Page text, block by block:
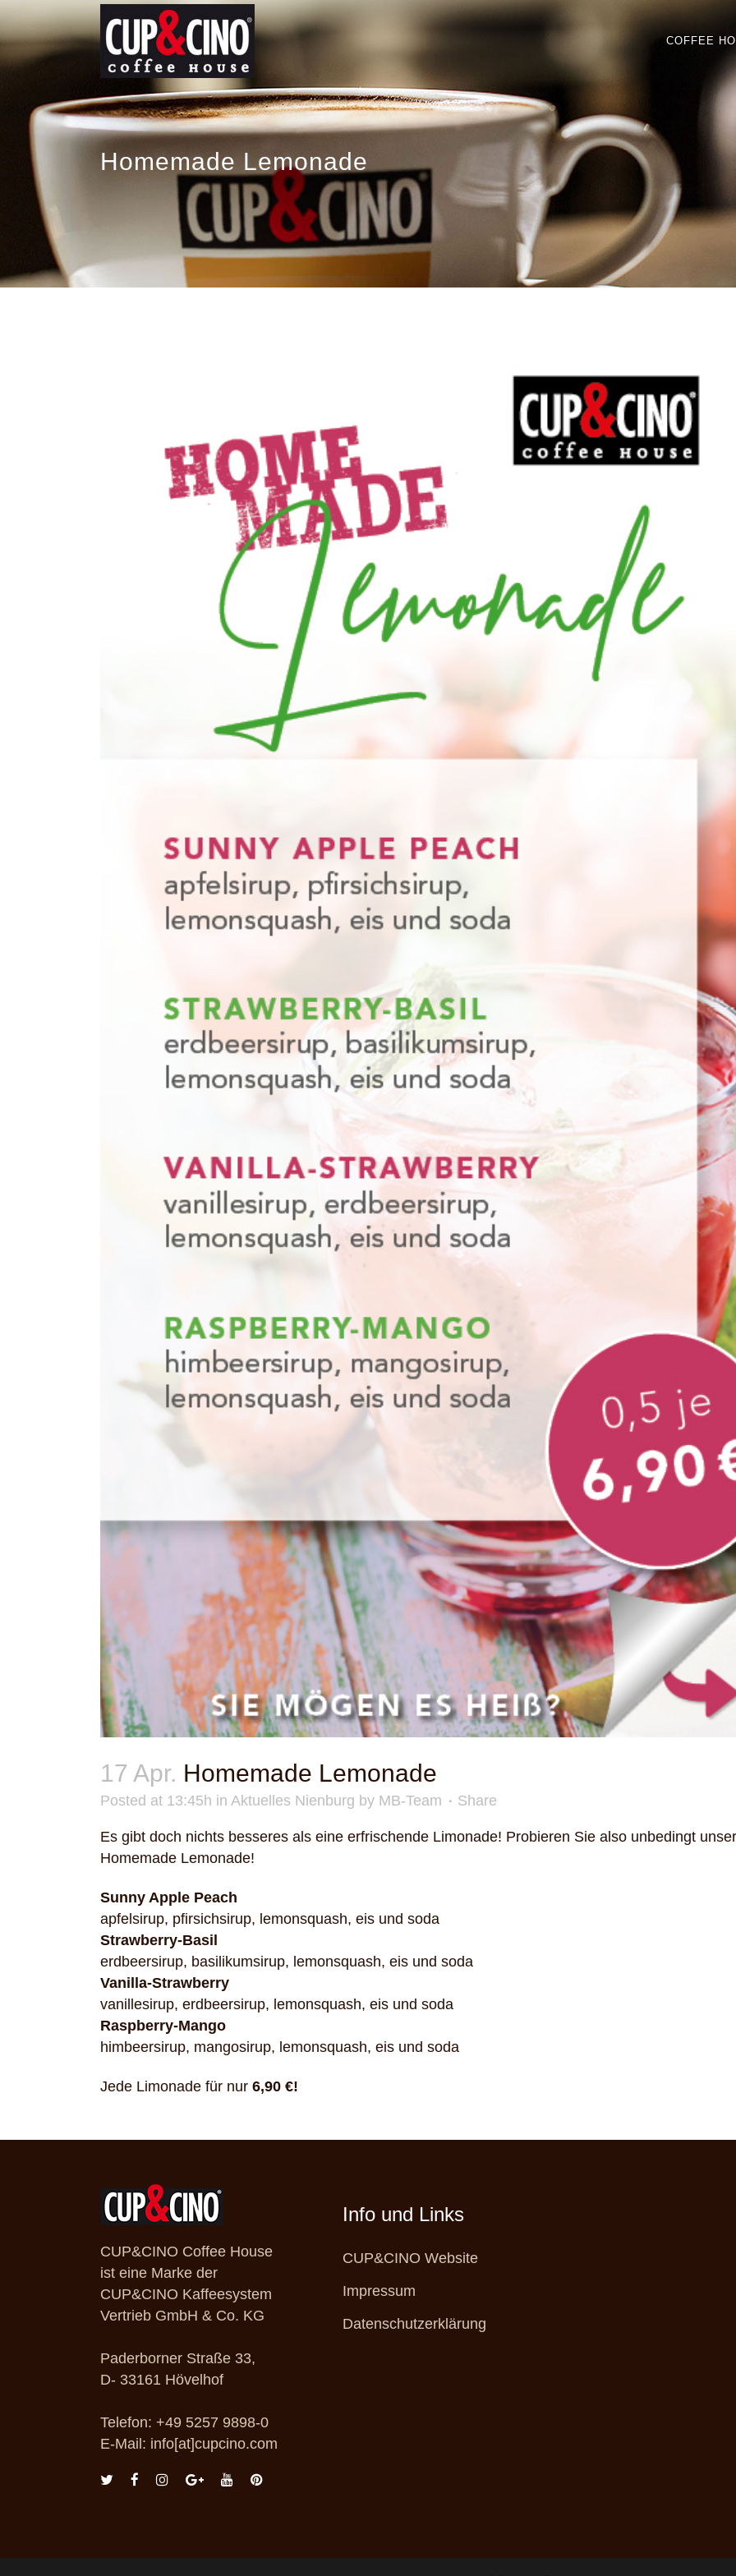
COFFEE
Homemade Lemonade
17 Apr. Homemade Lemonade
Posted at 13:45h in Aktuelles Nienburg by MB-Team Share
Es gibt doch nichts besseres als eine erfrischende Limonade! Probieren Sie also unbedingt
Homemade Lemonade!
Sunny Apple Peach
apfelsirup, pfirsichsirup, lemonsquash, eis und soda
Strawberry-Basil
erdbeersirup, basilikumsirup, lemonsquash, eis und soda
Vanilla-Strawberry
vanillesirup, erdbeersirup, lemonsquash, eis und soda
Raspberry-Mango
himbeersirup, mangosirup, lemonsquash, eis und soda
Jede Limonade für nur 6,90 €!
CUP&CINO Coffee House
ist eine Marke der
CUP&CINO Kaffeesystem
Vertrieb GmbH & Co. KG
Paderborner Straße 33,
D- 33161 Hövelhof
Telefon: +49 5257 9898-0
E-Mail: info[at]cupcino.com
Info und Links
CUP&CINO Website
Impressum
Datenschutzerklärung